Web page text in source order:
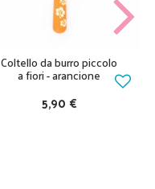
Coltello da burro piccolo
a fiori - arancione
5,90 €